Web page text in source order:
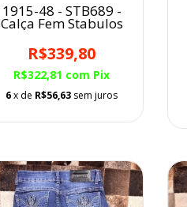
1915-48 - STB689 -
Calça Fem Stabulos
R$339,80
R$322,81 com Pix
6x de R$56,63 sem juros